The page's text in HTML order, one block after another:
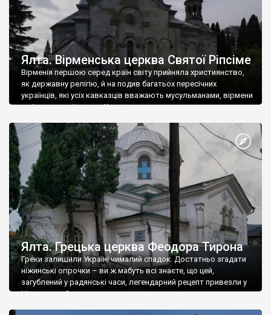
Ялта. Вірменська церква Святої Ріпсіме
Вірменія першою серед країн світу прийняла християнство,
як державну релігію, й на подив багатьох пересічних
українців, які усіх кавказців вважають мусульманами, вірмени
є відданими вірянами Христа
Ялта. Грецька церква Феодора Тирона
Греки залишили Україні чималий спадок. Достатньо згадати
ніжинські огірочки – ви ж мабуть всі знаєте, що цей,
загублений у радянські часи, легендарний рецепт привезли у
Ніжин греки?